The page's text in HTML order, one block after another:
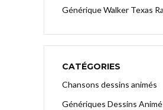
Générique Walker Texas
CATÉGORIES
Chansons dessins animés
Génériques Dessins